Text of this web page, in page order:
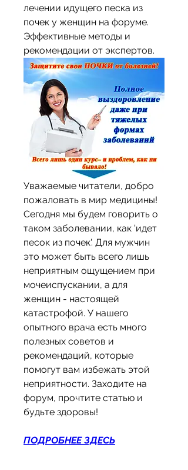
лечении идущего песка из
почек у женщин на форуме.
Эффективные методы и
рекомендации от экспертов.
Уважаемые читатели, добро
пожаловать в мир медицины!
Сегодня мы будем говорить о
таком заболевании, как 'идет
песок из почек'. Для мужчин
это может быть всего лишь
неприятным ощущением при
мочеиспускании, а для
женщин - настоящей
катастрофой. У нашего
опытного врача есть много
полезных советов и
рекомендаций, которые
помогут вам избежать этой
неприятности. Заходите на
форум, прочтите статью и
будьте здоровы!
ПОДРОБНЕЕ ЗДЕСЬ